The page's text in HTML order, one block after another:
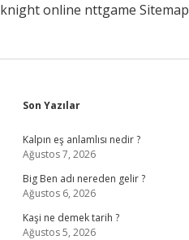
knight online nttgame Sitemap
Sidebar
Son Yazılar
Kalpın eş anlamlısı nedir ?
Ağustos 7, 2026
Big Ben adı nereden gelir ?
Ağustos 6, 2026
Kaşi ne demek tarih ?
Ağustos 5, 2026